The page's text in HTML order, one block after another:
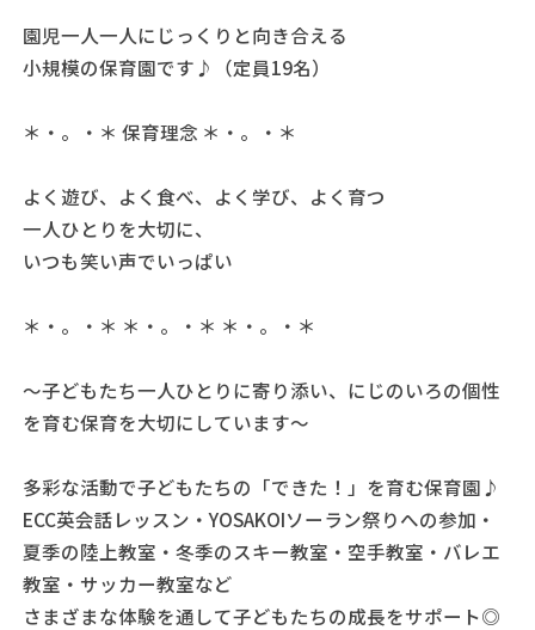
園児一人一人にじっくりと向き合える
小規模の保育園です♪（定員19名）
＊・。・＊ 保育理念 ＊・。・＊
よく遊び、よく食べ、よく学び、よく育つ
一人ひとりを大切に、
いつも笑い声でいっぱい
＊・。・＊ ＊・。・＊ ＊・。・＊
～子どもたち一人ひとりに寄り添い、にじのいろの個性
を育む保育を大切にしています～
多彩な活動で子どもたちの「できた！」を育む保育園♪
ECC英会話レッスン・YOSAKOIソーラン祭りへの参加・
夏季の陸上教室・冬季のスキー教室・空手教室・バレエ
教室・サッカー教室など
さまざまな体験を通して子どもたちの成長をサポート◎